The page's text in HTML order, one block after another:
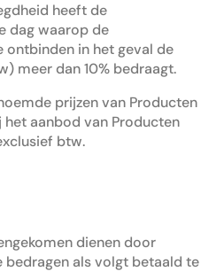
heeft de
dag waarop de
ontbinden in het geval de
meer dan 10% bedraagt.
prijzen van Producten
aanbod van Producten
btw.
dienen door
als volgt betaald te